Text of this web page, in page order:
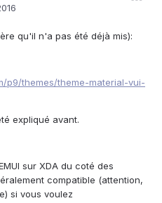
qu'il n'a pas été déjà mis):
p9/themes/theme-material-vui-
expliqué avant.
sur XDA du coté des
compatible (attention,
si vous voulez